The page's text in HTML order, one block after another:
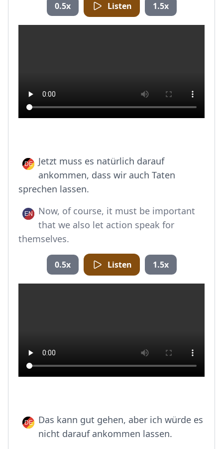
0.5x Listen 1.5x
Jetzt muss es natürlich darauf
ankommen, dass wir auch Taten
sprechen lassen.
Now, of course, it must be important
that we also let action speak for
themselves.
0.5x Listen 1.5x
Das kann gut gehen, aber ich würde es
nicht darauf ankommen lassen.